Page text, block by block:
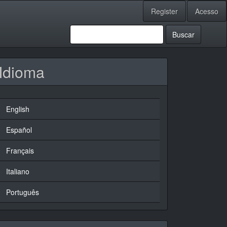
Register Acesso
Buscar
Idioma
English
Español
Français
Italiano
Português